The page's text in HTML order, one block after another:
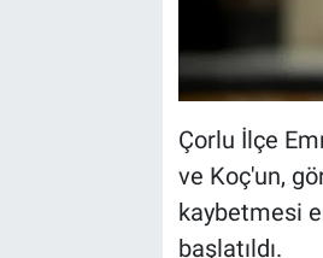
Çorlu İlçe
ve Koç'un,
kaybetmesi
başlatıldı.